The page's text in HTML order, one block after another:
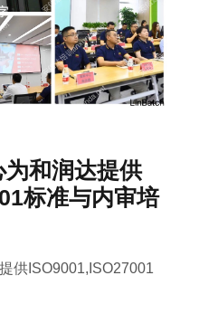
和润达提供
标准与内审培
供ISO9001,ISO27001